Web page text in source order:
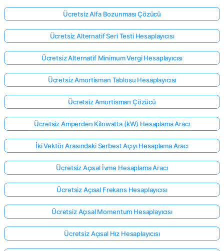
Ücretsiz Alfa Bozunması Çözücü
Ücretsiz Alternatif Seri Testi Hesaplayıcısı
Ücretsiz Alternatif Minimum Vergi Hesaplayıcısı
Ücretsiz Amortisman Tablosu Hesaplayıcısı
Ücretsiz Amortisman Çözücü
Ücretsiz Amperden Kilowatta (kW) Hesaplama Aracı
İki Vektör Arasındaki Serbest Açıyı Hesaplama Aracı
Ücretsiz Açısal İvme Hesaplama Aracı
Ücretsiz Açısal Frekans Hesaplayıcısı
Ücretsiz Açısal Momentum Hesaplayıcısı
Ücretsiz Açısal Hız Hesaplayıcısı